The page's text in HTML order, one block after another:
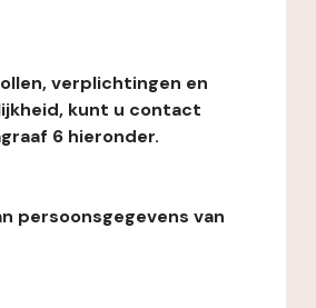
verplichtingen en
kunt u contact
6 hieronder.
persoonsgegevens van